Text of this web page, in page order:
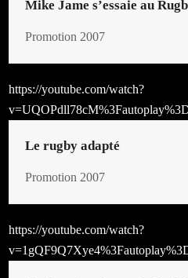
Mike Jame s’essaie au
Promotion 2007
https://youtube.com/watch?
Le rugby adapté
Promotion 2007
https://youtube.com/watch?